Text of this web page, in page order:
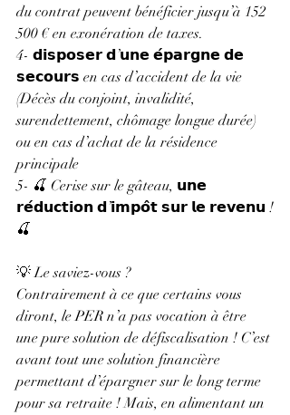
du contrat peuvent bénéficier jusqu’à 152
500 € en exonération de taxes.
4- 𝗱𝗶𝘀𝗽𝗼𝘀𝗲𝗿 𝗱’𝘂𝗻𝗲 𝗲́𝗽𝗮𝗿𝗴𝗻𝗲 𝗱𝗲
𝘀𝗲𝗰𝗼𝘂𝗿𝘀 en cas d’accident de la vie
(Décès du conjoint, invalidité,
surendettement, chômage longue durée)
ou en cas d’achat de la résidence
principale
5- 🍒 Cerise sur le gâteau, 𝘂𝗻𝗲
𝗿𝗲́𝗱𝘂𝗰𝘁𝗶𝗼𝗻 𝗱’𝗶𝗺𝗽𝗼̂𝘁 𝘀𝘂𝗿 𝗹𝗲 𝗿𝗲𝘃𝗲𝗻𝘂 !
🍒
💡 Le saviez-vous ?
Contrairement à ce que certains vous
diront, le PER n’a pas vocation à être
une pure solution de défiscalisation ! C’est
avant tout une solution financière
permettant d’épargner sur le long terme
pour sa retraite ! Mais, en alimentant un